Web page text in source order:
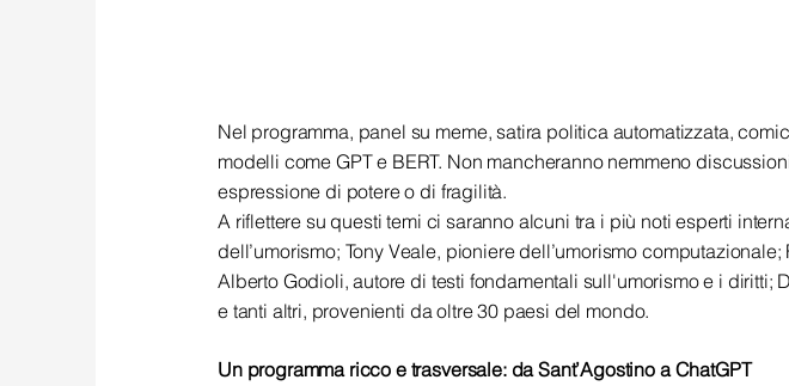
Nel programma, panel su meme, satira politica automatizzata,
modelli come GPT e BERT. Non mancheranno nemmeno
espressione di potere o di fragilità.
A riflettere su questi temi ci saranno alcuni tra i più noti esperti
dell’umorismo; Tony Veale, pioniere dell’umorismo
Alberto Godioli, autore di testi fondamentali sull'umorismo e i
e tanti altri, provenienti da oltre 30 paesi del mondo.
Un programma ricco e trasversale: da Sant’Agostino a ChatGPT